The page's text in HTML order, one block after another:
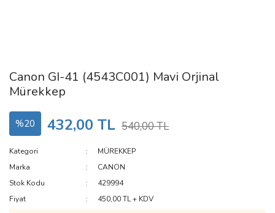
Canon GI-41 (4543C001) Mavi Orjinal
Mürekkep
%20 432,00 TL 540,00 TL
Kategori
MÜREKKEP
Marka
CANON
Stok Kodu
429994
Fiyat
450,00 TL + KDV